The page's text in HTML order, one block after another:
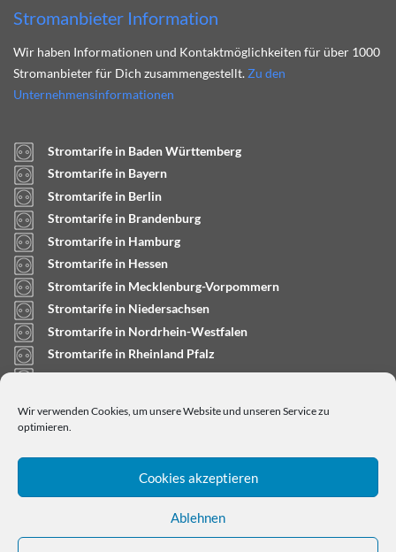
Wir verwenden Cookies, um unsere Website und unseren Service zu
optimieren.
Cookies akzeptieren
Ablehnen
Stromanbieter Information
Wir haben Informationen und Kontaktmöglichkeiten für über 1000
Stromanbieter für Dich zusammengestellt. Zu den
Unternehmensinformationen
Stromtarife in Baden Württemberg
Stromtarife in Bayern
Stromtarife in Berlin
Stromtarife in Brandenburg
Stromtarife in Hamburg
Stromtarife in Hessen
Stromtarife in Mecklenburg-Vorpommern
Stromtarife in Niedersachsen
Stromtarife in Nordrhein-Westfalen
Stromtarife in Rheinland Pfalz
Stromtarife in Saarland
Stromtarife in Schleswig-Holstein